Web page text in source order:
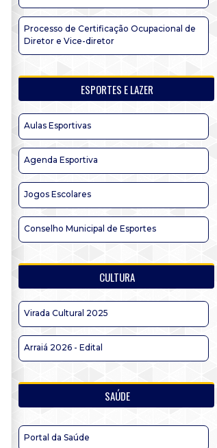
Processo de Certificação Ocupacional de
Diretor e Vice-diretor
ESPORTES E LAZER
Aulas Esportivas
Agenda Esportiva
Jogos Escolares
Conselho Municipal de Esportes
CULTURA
Virada Cultural 2025
Arraiá 2026 - Edital
SAÚDE
Portal da Saúde